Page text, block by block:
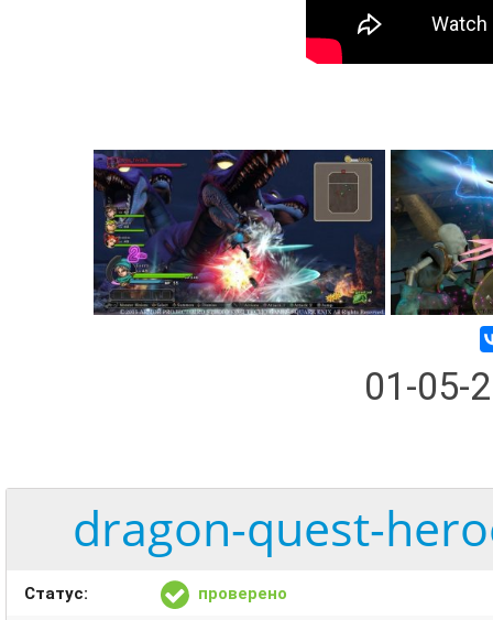
01-05-
dragon-quest-
Статус: проверено